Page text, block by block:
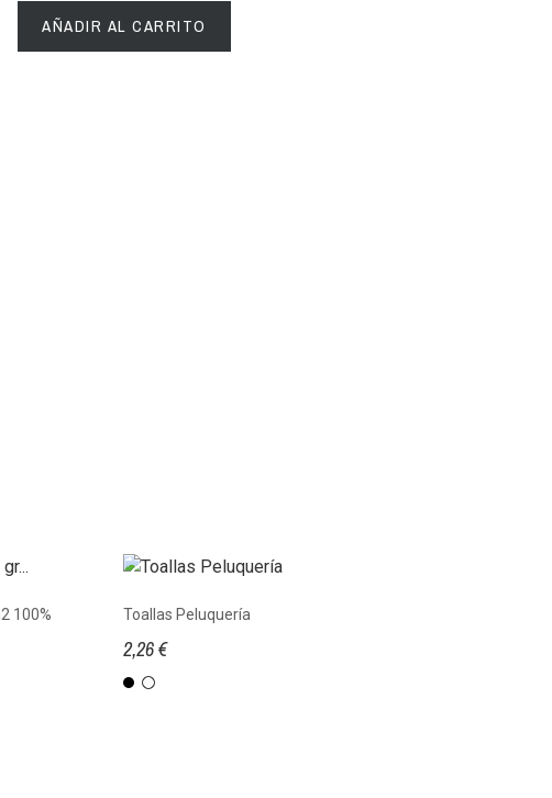
AÑADIR AL CARRITO
100%
Toallas Peluquería
2,26 €
negroBlanco 1